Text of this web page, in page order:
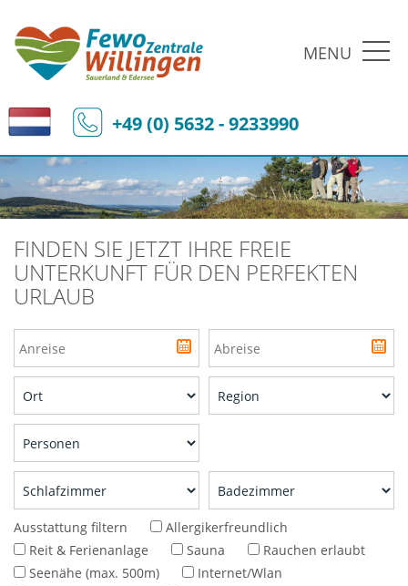
MENU
+49 (0) 5632 - 9233990
FINDEN SIE JETZT IHRE FREIE
UNTERKUNFT FÜR DEN PERFEKTEN
URLAUB
Ausstattung filtern
Allergikerfreundlich
Reit & Ferienanlage
Sauna
Rauchen erlaubt
Seenähe (max. 500m)
Internet/Wlan